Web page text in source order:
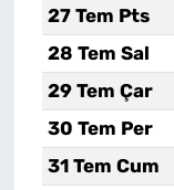
27 Tem Pts
28 Tem Sal
29 Tem Çar
30 Tem Per
31 Tem Cum